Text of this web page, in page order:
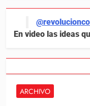
ARCHIVO
En video las ideas